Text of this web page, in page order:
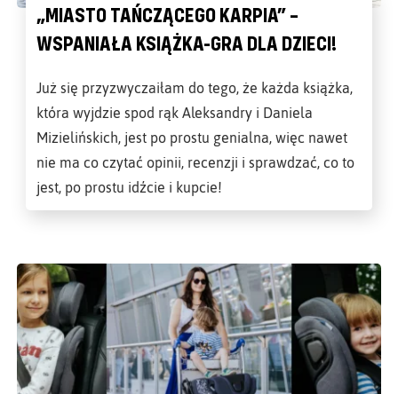
„MIASTO TAŃCZĄCEGO KARPIA” –
WSPANIAŁA KSIĄŻKA-GRA DLA DZIECI!
Już się przyzwyczaiłam do tego, że każda książka,
która wyjdzie spod rąk Aleksandry i Daniela
Mizielińskich, jest po prostu genialna, więc nawet
nie ma co czytać opinii, recenzji i sprawdzać, co to
jest, po prostu idźcie i kupcie!